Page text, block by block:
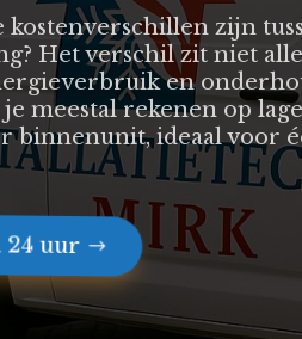
kostenverschillen zijn
Het verschil zit niet
en
meestal rekenen op
binnenunit, ideaal voor
uur